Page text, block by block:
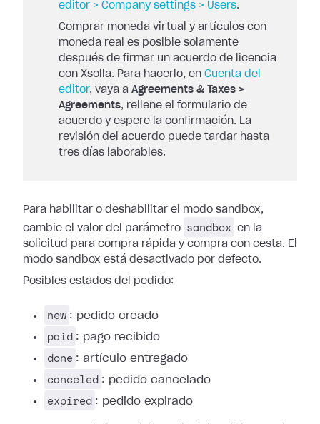
editor > Company settings > Users.
Comprar moneda virtual y artículos con
moneda real es posible solamente
después de firmar un acuerdo de licencia
con Xsolla. Para hacerlo, en Cuenta del
editor, vaya a Agreements & Taxes >
Agreements, rellene el formulario de
acuerdo y espere la confirmación. La
revisión del acuerdo puede tardar hasta
tres días laborables.
Para habilitar o deshabilitar el modo sandbox,
cambie el valor del parámetro
sandbox
en la
solicitud para compra rápida y compra con cesta. El
modo sandbox está desactivado por defecto.
Posibles estados del pedido:
new : pedido creado
paid : pago recibido
done : artículo entregado
canceled : pedido cancelado
expired : pedido expirado